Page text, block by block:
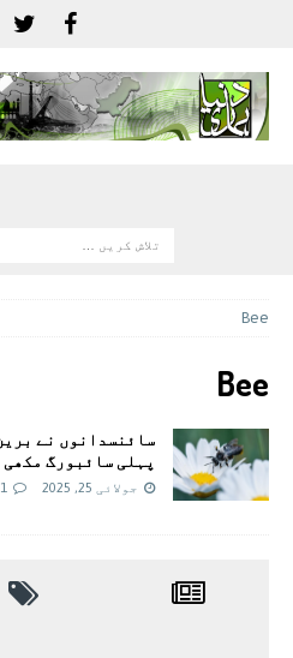
Bee
Bee
سائنسدانوں نے
پہلی سائبورگ مکھی
جولائی 25, 2025 1